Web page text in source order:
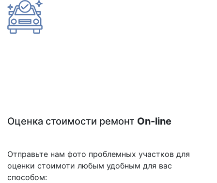
Оценка стоимости ремонт On-line
Отправьте нам фото проблемных участков для
оценки стоимоти любым удобным для вас
способом: